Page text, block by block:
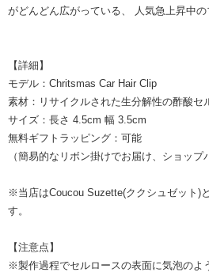
がどんどん広がっている、 人気急上昇中の
【詳細】
モデル：Chritsmas Car Hair Clip
素材：リサイクルされた生分解性の酢酸セ
サイズ：長さ 4.5cm 幅 3.5cm
無料ギフトラッピング：可能
（簡易的なリボン掛けでお届け、ショップ
※当店はCoucou Suzette(ククシュゼット)
す。
【注意点】
※製作過程でセルロースの表面に気泡のよ